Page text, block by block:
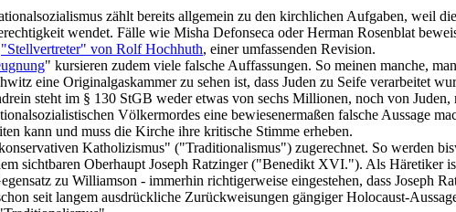
zählt bereits allgemein zu den kirchlichen Aufgaben, weil
wendet. Fälle wie Misha Defonseca oder Herman Rosenblat
"Stellvertreter" von Rolf Hochhuth, einer umfassenden Revision.
" kursieren zudem viele falsche Auffassungen. So meinen manche,
eine Originalgaskammer zu sehen ist, dass Juden zu Seife verarbeitet
steht im § 130 StGB weder etwas von sechs Millionen, noch von
Völkermordes eine bewiesenermaßen falsche Aussage
kann und muss die Kirche ihre kritische Stimme erheben.
Katholizismus" ("Traditionalismus") zugerechnet. So werden
sichtbaren Oberhaupt Joseph Ratzinger ("Benedikt XVI."). Als Häretiker
zu Williamson - immerhin richtigerweise eingestehen, dass Joseph
seit langem ausdrückliche Zurückweisungen gängiger Holocaust-